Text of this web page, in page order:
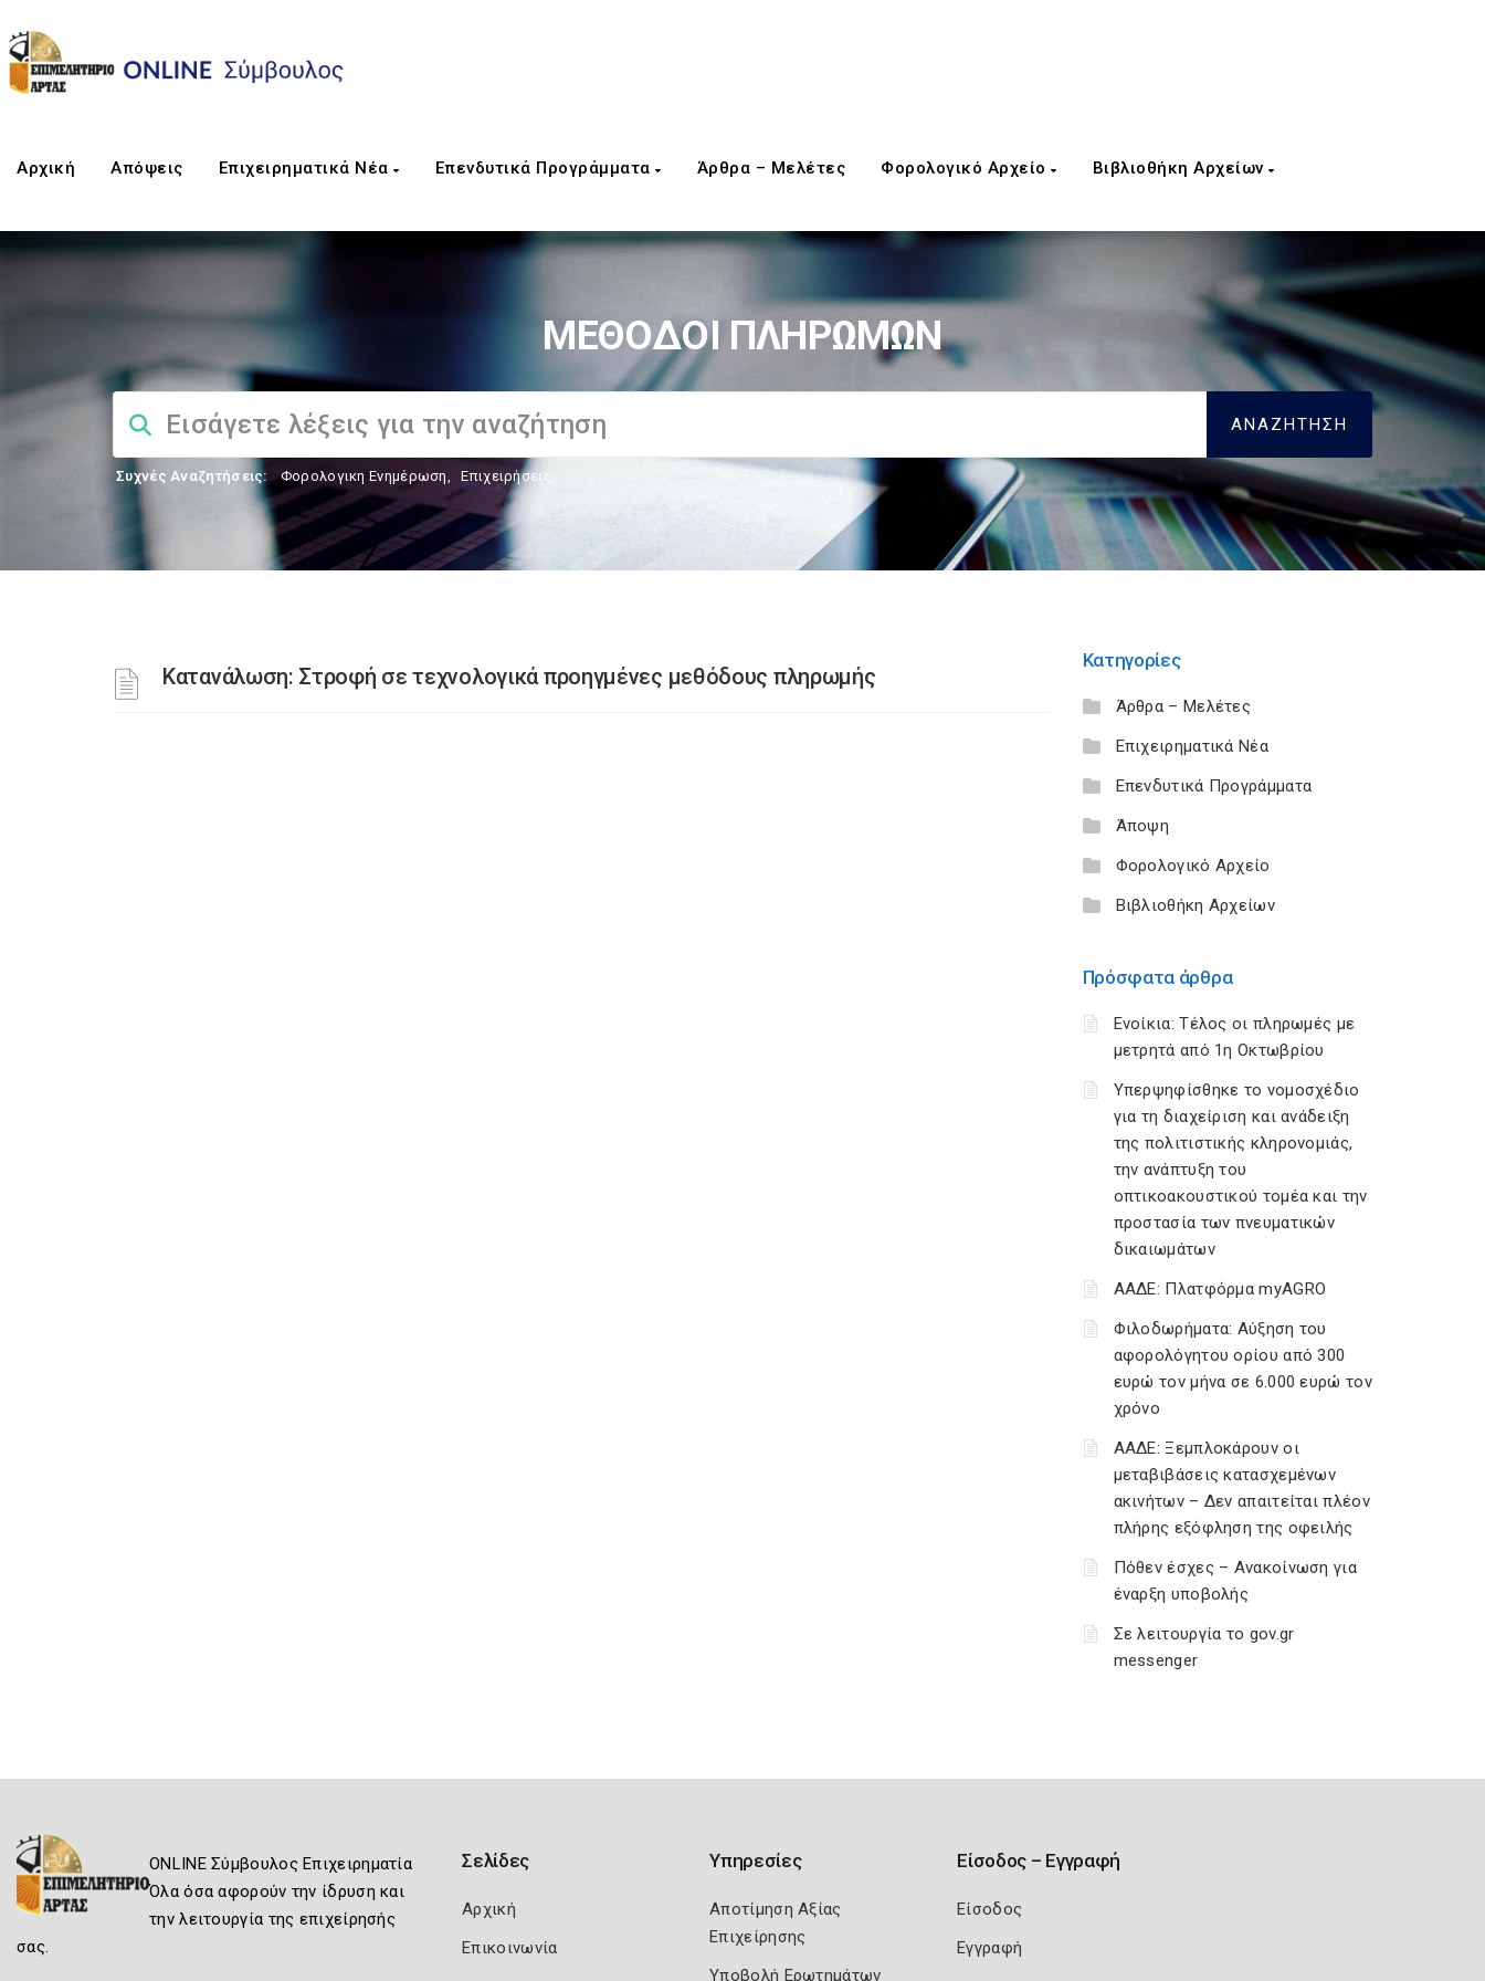
Αρχική Απόψεις Επιχειρηματικά Νέα Επενδυτικά Προγράμματα Άρθρα – Μελέτες Φορολογικό Αρχείο Βιβλιοθήκη Αρχείων
ΜΕΘΟΔΟΙ ΠΛΗΡΩΜΩΝ
Συχνές Αναζητήσεις: Φορολογικη Ενημέρωση, Επιχειρήσεις
Κατανάλωση: Στροφή σε τεχνολογικά προηγμένες μεθόδους πληρωμής
Κατηγορίες
Άρθρα – Μελέτες
Επιχειρηματικά Νέα
Επενδυτικά Προγράμματα
Άποψη
Φορολογικό Αρχείο
Βιβλιοθήκη Αρχείων
Πρόσφατα άρθρα
Ενοίκια: Τέλος οι πληρωμές με
μετρητά από 1η Οκτωβρίου
Υπερψηφίσθηκε το νομοσχέδιο
για τη διαχείριση και ανάδειξη
της πολιτιστικής κληρονομιάς,
την ανάπτυξη του
οπτικοακουστικού τομέα και την
προστασία των πνευματικών
δικαιωμάτων
ΑΑΔΕ: Πλατφόρμα myAGRO
Φιλοδωρήματα: Αύξηση του
αφορολόγητου ορίου από 300
ευρώ τον μήνα σε 6.000 ευρώ τον
χρόνο
ΑΑΔΕ: Ξεμπλοκάρουν οι
μεταβιβάσεις κατασχεμένων
ακινήτων – Δεν απαιτείται πλέον
πλήρης εξόφληση της οφειλής
Πόθεν έσχες – Ανακοίνωση για
έναρξη υποβολής
Σε λειτουργία το gov.gr
messenger
ONLINE Σύμβουλος Επιχειρηματία
Όλα όσα αφορούν την ίδρυση και
την λειτουργία της επιχείρησής
σας.
Σελίδες
Αρχική
Επικοινωνία
Υπηρεσίες
Αποτίμηση Αξίας
Επιχείρησης
Υποβολή Ερωτημάτων
Είσοδος – Εγγραφή
Είσοδος
Εγγραφή